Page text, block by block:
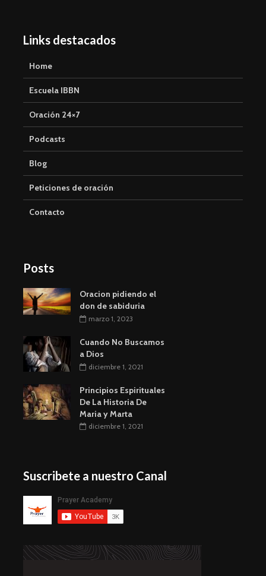
Links destacados
Home
Escuela IBBN
Oración 24×7
Podcasts
Blog
Peticiones de oración
Contacto
Posts
Oracion pidiendo el
don de sabiduria
marzo 1, 2023
Cuando No Buscamos
a Dios
diciembre 1, 2021
Principios Espirituales
De La Historia De
Maria y Marta
diciembre 1, 2021
Suscribete a nuestro Canal